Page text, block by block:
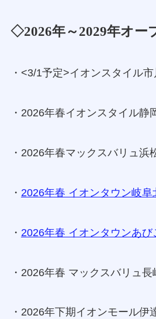
◇2026年～2029年オー
・<3/1予定>イオンスタイル
・2026年春イオンスタイル静
・2026年春マックスバリュ浜
・ 2026年春 イオンタウン岐阜
・ 2026年春 イオンタウンあび
・2026年春 マックスバリュ
・2026年下期イオンモール伊